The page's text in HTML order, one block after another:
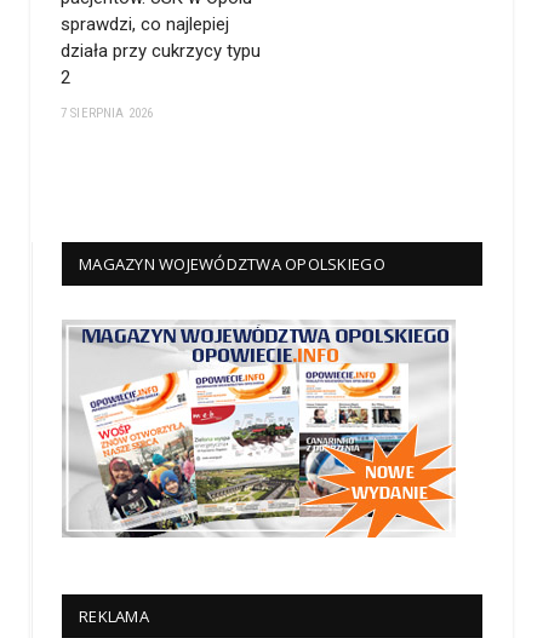
sprawdzi, co najlepiej
działa przy cukrzycy typu
2
7 SIERPNIA 2026
MAGAZYN WOJEWÓDZTWA OPOLSKIEGO
REKLAMA